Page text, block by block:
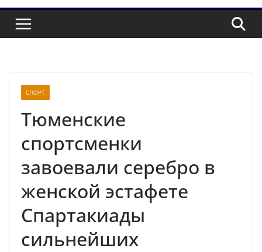
СПОРТ
Тюменские
спортсменки
завоевали серебро в
женской эстафете
Спартакиады
сильнейших